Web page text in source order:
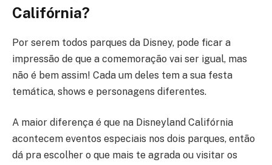
Califórnia?
Por serem todos parques da Disney, pode ficar a
impressão de que a comemoração vai ser igual, mas
não é bem assim! Cada um deles tem a sua festa
temática, shows e personagens diferentes.
A maior diferença é que na Disneyland Califórnia
acontecem eventos especiais nos dois parques, então
dá pra escolher o que mais te agrada ou visitar os